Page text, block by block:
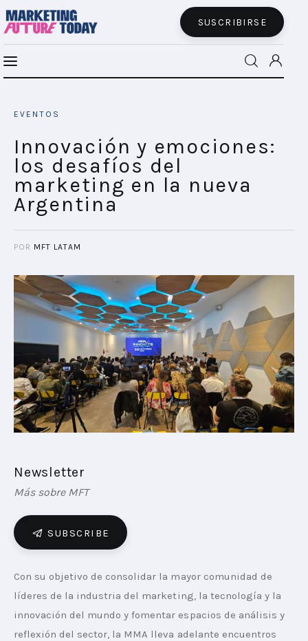
SUSCRIBIRSE
INSIGHTS
FUTURE BRAND LAB
CONECTADES
PODCAST
PLAYBOOKS
NOVEDADES DE LOS MIEMBROS
EVENTOS
Innovación y emociones:
los desafíos del
marketing en la nueva
Argentina
POR MFT LATAM
Newsletter
Más sobre MFT
SUBSCRIBE
Con su objetivo de consolidar la mayor comunidad de
líderes de la industria del marketing, la tecnología y la
innovación del mundo y fomentar espacios de análisis y
reflexión del sector, la MMA lleva adelante encuentros